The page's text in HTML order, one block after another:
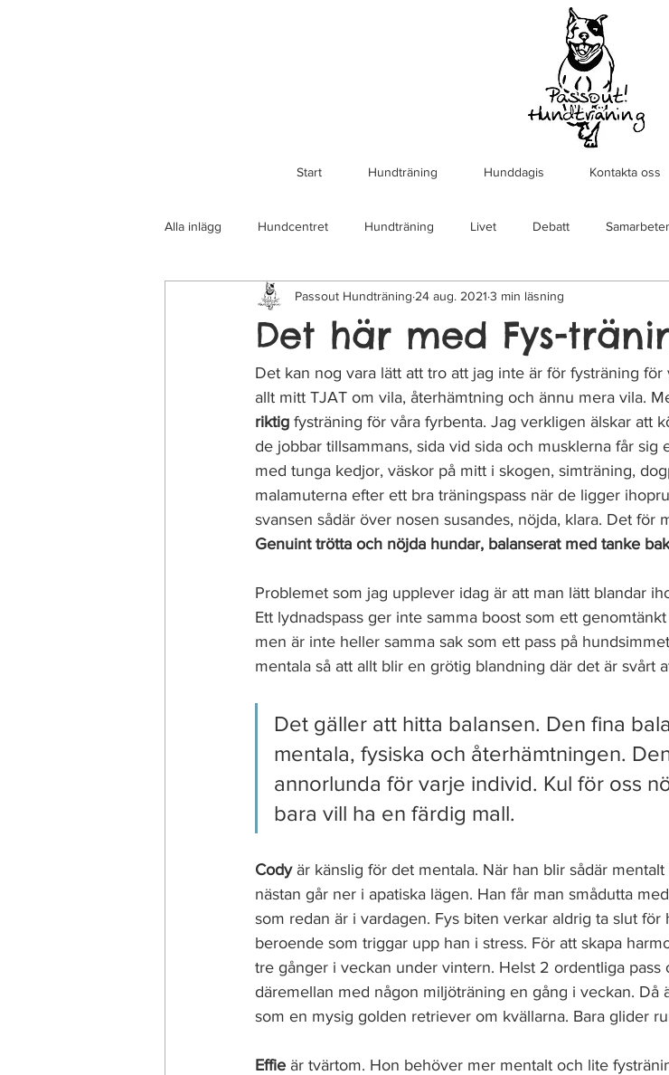
Start Hundträning Hunddagis Kontakta oss
Alla inlägg Hundcentret Hundträning Livet Debatt
Det här med Fys-
Passout Hundträning 24 aug. 2021 3 min läsning
Det kan nog vara lätt att tro att jag inte är för fysträning
allt mitt TJAT om vila, återhämtning och ännu mera vila.
riktig fysträning för våra fyrbenta. Jag verkligen älskar att
de jobbar tillsammans, sida vid sida och musklerna får
med tunga kedjor, väskor på mitt i skogen, simträning,
malamuterna efter ett bra träningspass när de ligger
svansen sådär över nosen susandes, nöjda, klara. Det för
Genuint trötta och nöjda hundar, balanserat med tanke
Problemet som jag upplever idag är att man lätt blandar
Ett lydnadspass ger inte samma boost som ett
men är inte heller samma sak som ett pass på
mentala så att allt blir en grötig blandning där det är svårt
Det gäller att hitta balansen. Den fina
mentala, fysiska och återhämtningen.
annorlunda för varje individ. Kul för oss
bara vill ha en färdig mall.
Cody är känslig för det mentala. När han blir sådär
nästan går ner i apatiska lägen. Han får man smådutta
som redan är i vardagen. Fys biten verkar aldrig ta slut
beroende som triggar upp han i stress. För att skapa
tre gånger i veckan under vintern. Helst 2 ordentliga pass
däremellan med någon miljöträning en gång i veckan. Då
som en mysig golden retriever om kvällarna. Bara glider
Effie är tvärtom. Hon behöver mer mentalt och lite